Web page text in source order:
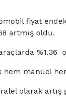
fiyat
artmış oldu.
%1.36
manuel
olarak artış